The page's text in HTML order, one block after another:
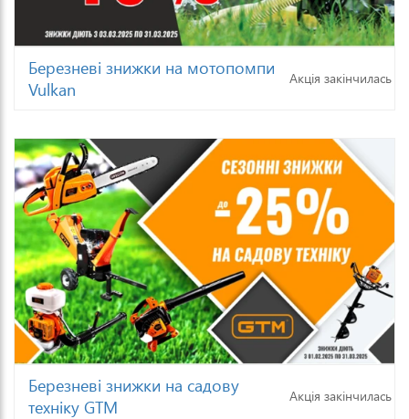
Березневі знижки на мотопомпи
Vulkan
Акція закінчилась
Березневі знижки на садову
техніку GTM
Акція закінчилась